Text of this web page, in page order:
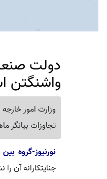
دولت
واشنگتن
وزارت امور
تجاوزات بیانگر
نورنیوز-گروه
جنایتکارانه